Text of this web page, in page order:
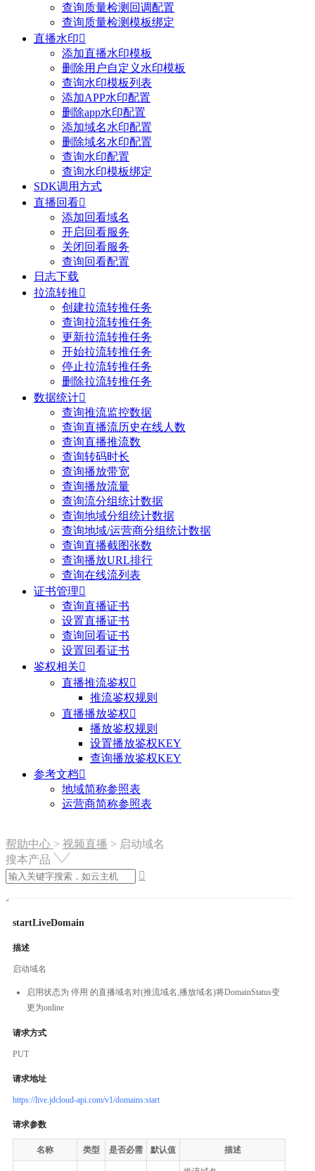
查询质量检测回调配置
查询质量检测模板绑定
直播水印
添加直播水印模板
删除用户自定义水印模板
查询水印模板列表
添加APP水印配置
删除app水印配置
添加域名水印配置
删除域名水印配置
查询水印配置
查询水印模板绑定
SDK调用方式
直播回看
添加回看域名
开启回看服务
关闭回看服务
查询回看配置
日志下载
拉流转推
创建拉流转推任务
查询拉流转推任务
更新拉流转推任务
开始拉流转推任务
停止拉流转推任务
删除拉流转推任务
数据统计
查询推流监控数据
查询直播流历史在线人数
查询直播推流数
查询转码时长
查询播放带宽
查询播放流量
查询流分组统计数据
查询地域分组统计数据
查询地域/运营商分组统计数据
查询直播截图张数
查询播放URL排行
查询在线流列表
证书管理
查询直播证书
设置直播证书
查询回看证书
设置回看证书
鉴权相关
直播推流鉴权
推流鉴权规则
直播播放鉴权
播放鉴权规则
设置播放鉴权KEY
查询播放鉴权KEY
参考文档
地域简称参照表
运营商简称参照表
帮助中心 > 视频直播 > 启动域名
搜本产品

startLiveDomain
描述
启动域名
启用状态为 停用 的直播域名对(推流域名,播放域名)将DomainStatus变
更为online
请求方式
PUT
请求地址
https://live.jdcloud-api.com/v1/domains:start
请求参数
名称 类型 是否必需 默认值 描述